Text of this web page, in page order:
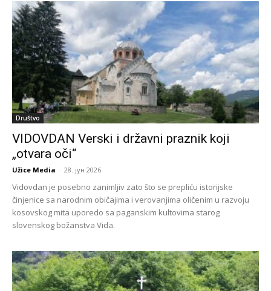
Društvo
VIDOVDAN Verski i državni praznik koji
„otvara oči“
Užice Media - 28. јун 2026.
Vidovdan je posebno zanimljiv zato što se prepliću istorijske
činjenice sa narodnim običajima i verovanjima oličenim u razvoju
kosovskog mita uporedo sa paganskim kultovima starog
slovenskog božanstva Vida.